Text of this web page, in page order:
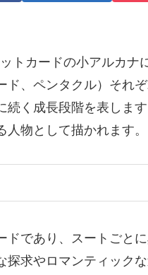
トカードの小アルカナ
ド、ペンタクル）それ
続く成長段階を表しま
物として描かれます。
であり、スートごと
探求やロマンティックな